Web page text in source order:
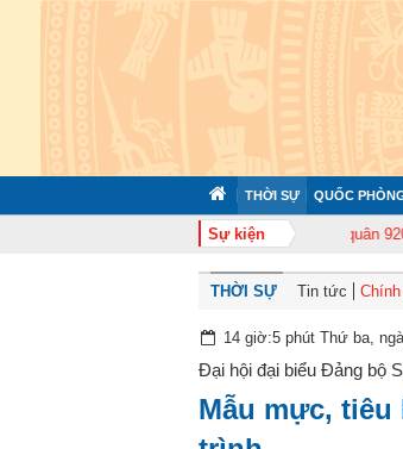
THỜI SỰ QUỐC
Sự kiện
Trung đoàn Không quân 920 tổ chức
THỜI SỰ Tin tức
14 giờ:5 phút Thứ ba,
Đại hội đại biểu Đảng bộ
Mẫu mực,